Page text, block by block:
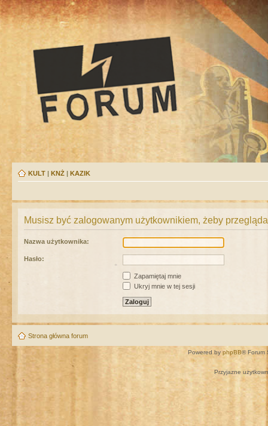
KULT | KNŻ | KAZIK
Musisz być zalogowanym użytkownikiem, żeby
Nazwa użytkownika:
Hasło:
Zapamiętaj mnie
Ukryj mnie w tej sesji
Strona główna forum
Powered by phpBB® Forum
Przyjazne